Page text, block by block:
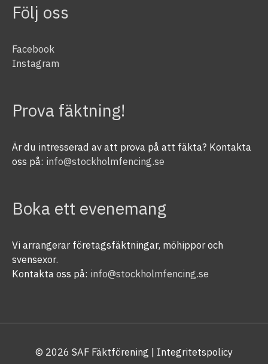
Följ oss
Facebook
Instagram
Prova fäktning!
Är du intresserad av att prova på att fäkta? Kontakta
oss på: info@stockholmfencing.se
Boka ett evenemang
Vi arrangerar företagsfäktningar, möhippor och
svensexor.
Kontakta oss på: info@stockholmfencing.se
© 2026 SAF Fäktförening | Integritetspolicy